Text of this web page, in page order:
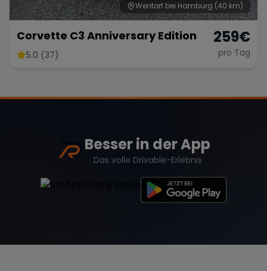
Wentorf bei Hamburg (40 km)
Corvette C3 Anniversary Edition
5.0 (37)
259€
pro Tag
Besser in der App
Das volle Drivable-Erlebnis